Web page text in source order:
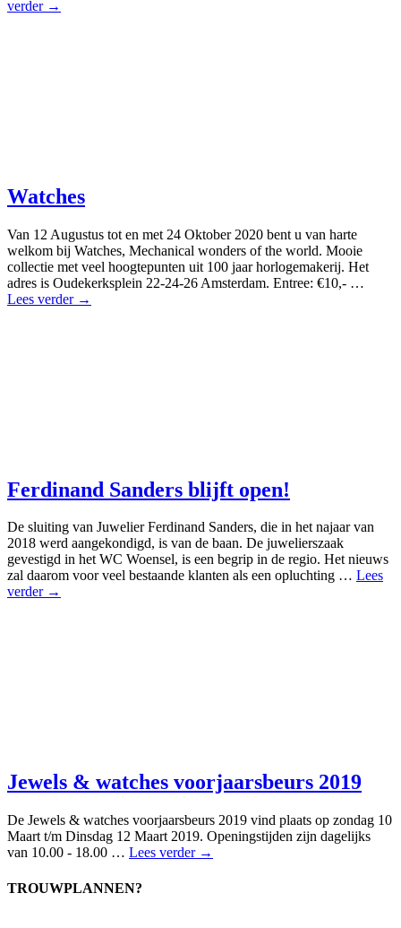
verder →
Watches
Van 12 Augustus tot en met 24 Oktober 2020 bent u van harte
welkom bij Watches, Mechanical wonders of the world. Mooie
collectie met veel hoogtepunten uit 100 jaar horlogemakerij. Het
adres is Oudekerksplein 22-24-26 Amsterdam. Entree: €10,- …
Lees verder →
Ferdinand Sanders blijft open!
De sluiting van Juwelier Ferdinand Sanders, die in het najaar van
2018 werd aangekondigd, is van de baan. De juwelierszaak
gevestigd in het WC Woensel, is een begrip in de regio. Het nieuws
zal daarom voor veel bestaande klanten als een opluchting … Lees
verder →
Jewels & watches voorjaarsbeurs 2019
De Jewels & watches voorjaarsbeurs 2019 vind plaats op zondag 10
Maart t/m Dinsdag 12 Maart 2019. Openingstijden zijn dagelijks
van 10.00 - 18.00 … Lees verder →
TROUWPLANNEN?